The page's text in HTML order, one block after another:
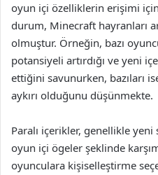
oyun içi özelliklerin erişimi
durum, Minecraft hayranları
olmuştur. Örneğin, bazı
potansiyeli artırdığı ve yeni
ettiğini savunurken, bazıları
aykırı olduğunu düşünmekte.
Paralı içerikler, genellikle
oyun içi ögeler şeklinde
oyunculara kişiselleştirme